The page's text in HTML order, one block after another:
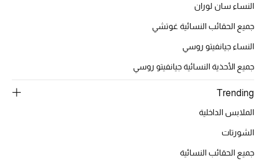
الحقائب النسائية
دليل ملتزمات الحقائب
النساء سان لوران
جميع الحقائب النسائية غوتشي
النساء جيانفيتو روسي
جميع الأحذية النسائية جيانفيتو روسي
Trending
الملابس الداخلية
الشورتات
جميع الحقائب النسائية